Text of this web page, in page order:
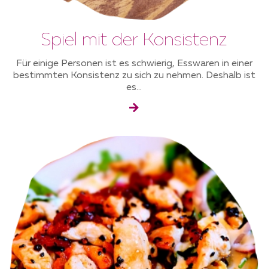
Spiel mit der Konsistenz
Für einige Personen ist es schwierig, Esswaren in einer
bestimmten Konsistenz zu sich zu nehmen. Deshalb ist
es...